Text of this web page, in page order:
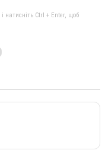
натисніть Ctrl + Enter, щоб